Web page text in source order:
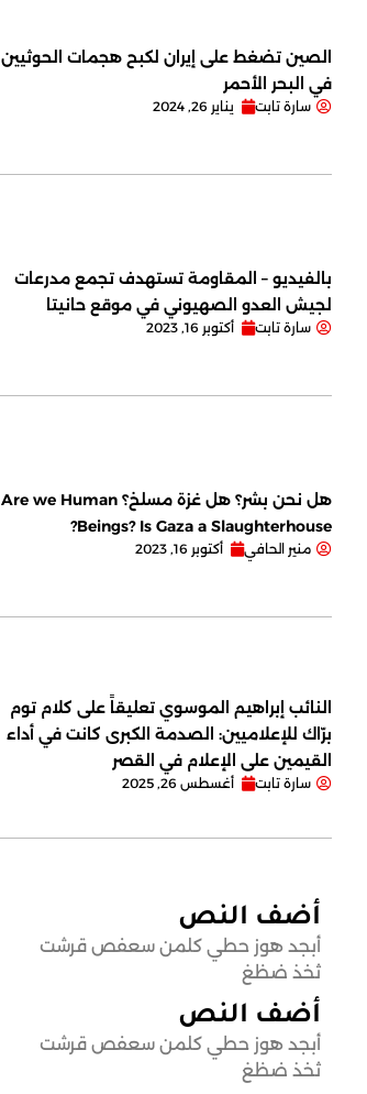
الصين تضغط على إيران لكبح هجمات الحوثيين
في البحر الأحمر
سارة تابت يناير 26, 2024
بالفيديو – المقاومة تستهدف تجمع مدرعات
لجيش العدو الصهيوني في موقع حانيتا
سارة تابت أكتوبر 16, 2023
هل نحن بشر؟ هل غزة مسلخ؟ Are we Human
Beings? Is Gaza a Slaughterhouse?
منير الحافي أكتوبر 16, 2023
النائب إبراهيم الموسوي تعليقاً على كلام توم
برّاك للإعلاميين: الصدمة الكبرى كانت في أداء
القيمين على ‏الإعلام في القصر
سارة تابت أغسطس 26, 2025
أضف النص
أبجد هوز حطي كلمن سعفص قرشت
ثخذ ضظغ
أضف النص
أبجد هوز حطي كلمن سعفص قرشت
ثخذ ضظغ